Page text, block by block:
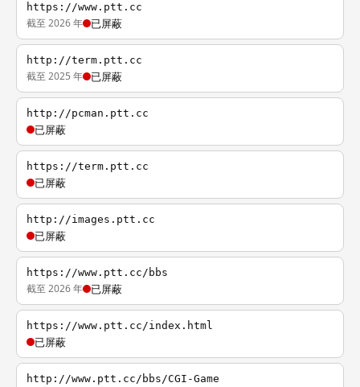
https://www.ptt.cc
截至 2026 年 已屏蔽
http://term.ptt.cc
截至 2025 年 已屏蔽
http://pcman.ptt.cc
已屏蔽
https://term.ptt.cc
已屏蔽
http://images.ptt.cc
已屏蔽
https://www.ptt.cc/bbs
截至 2026 年 已屏蔽
https://www.ptt.cc/index.html
已屏蔽
http://www.ptt.cc/bbs/CGI-Game